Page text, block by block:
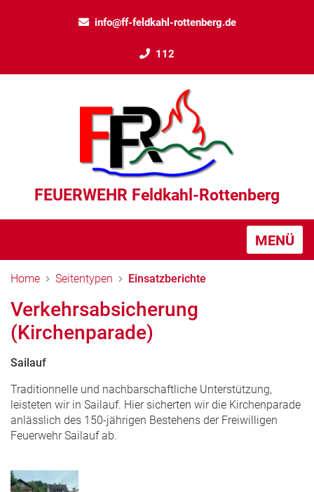
info@ff-feldkahl-rottenberg.de
112
FEUERWEHR Feldkahl-Rottenberg
MENÜ
Home Seitentypen Einsatzberichte
Verkehrsabsicherung
(Kirchenparade)
Sailauf
Traditionnelle und nachbarschaftliche Unterstützung,
leisteten wir in Sailauf. Hier sicherten wir die Kirchenparade
anlässlich des 150-jährigen Bestehens der Freiwilligen
Feuerwehr Sailauf ab.